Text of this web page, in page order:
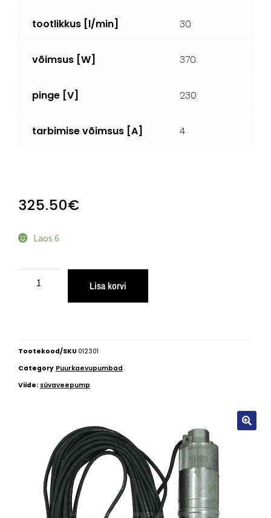
tootlikkus [l/min] 30
võimsus [W] 370
pinge [V] 230
tarbimise võimsus [A] 4
325.50€
Laos 6
Lisa korvi
Tootekood/SKU 012301
Category Puurkaevupumbad
Viide: süvaveepump